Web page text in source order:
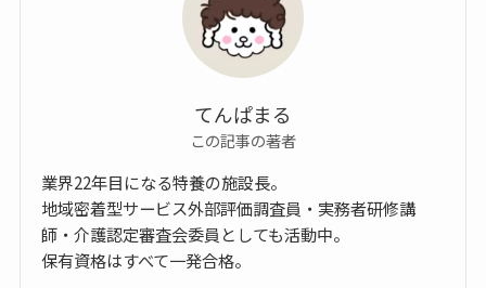
てんぱまる
この記事の著者
業界22年目になる特養の施設長。
地域密着型サービス外部評価調査員・実務者研修講
師・介護認定審査会委員としても活動中。
保有資格はすべて一発合格。